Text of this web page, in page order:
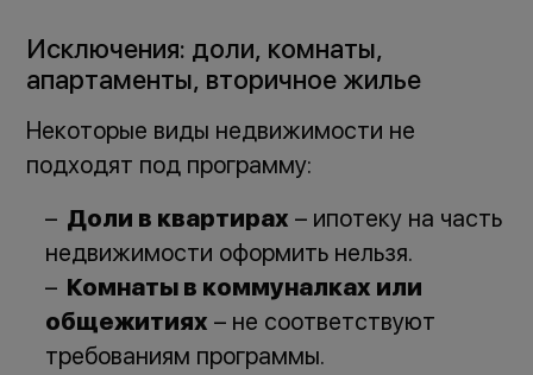
Исключения: доли, комнаты,
апартаменты, вторичное жилье
Некоторые виды недвижимости не
подходят под программу:
Доли в квартирах – ипотеку на часть
недвижимости оформить нельзя.
Комнаты в коммуналках или
общежитиях – не соответствуют
требованиям программы.